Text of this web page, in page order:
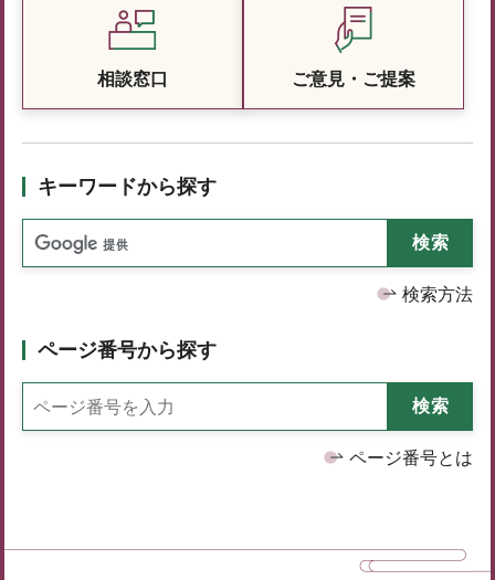
相談窓口 ご意見・ご提案
キーワードから探す
検索方法
ページ番号から探す
ページ番号とは